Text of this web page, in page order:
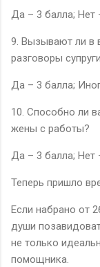
Да – 3 балла; Нет
9. Вызывают ли в
разговоры
Да – 3 балла;
10. Способно ли
жены с работы?
Да – 3 балла; Нет
Теперь пришло
Если набрано от
души
не только
помощника.